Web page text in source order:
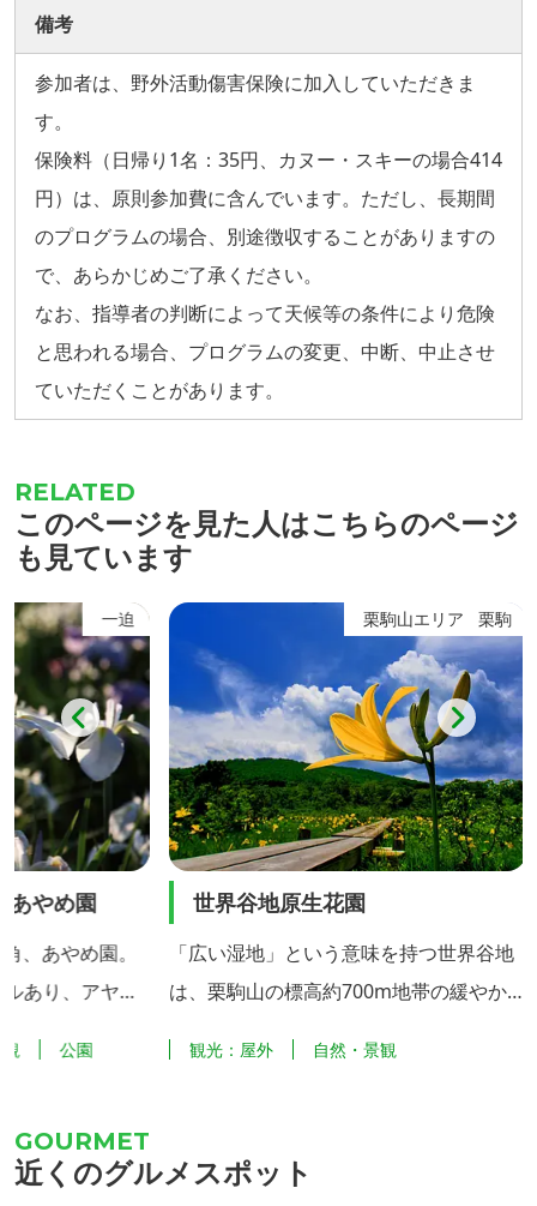
備考
参加者は、野外活動傷害保険に加入していただきま
す。
保険料（日帰り1名：35円、カヌー・スキーの場合414
円）は、原則参加費に含んでいます。ただし、長期間
のプログラムの場合、別途徴収することがありますの
で、あらかじめご了承ください。
なお、指導者の判断によって天候等の条件により危険
と思われる場合、プログラムの変更、中断、中止させ
ていただくことがあります。
このページを見た人はこちらのページ
も見ています
一迫
園
園。
ヤメ
を設
ショ
栗駒山エリア 栗駒
世界谷地原生花園
「広い湿地」という意味を持つ世界谷地
は、栗駒山の標高約700m地帯の緩やかな
重な高山植物の宝庫となっています。 5
ゲ、サラサドウダン、サワラン、イワカ
ガミ、キンコウカなど様々な高山植物に
観光：屋外 自然・景観
宮城・
山は、
近くのグルメスポット